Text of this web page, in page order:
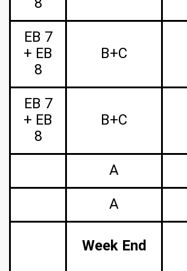
EB 7
+ EB
8
B+C
EB 7
+ EB
8
B+C
A
A
Week End